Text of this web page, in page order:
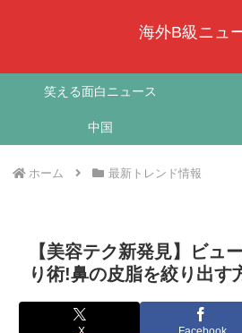
海外B級ニュ
笑える面白ニュース
中国
ホーム 最新トレンド情報
【美容テク新発見】ビュ
り術!鼻の皮脂を絞り出す